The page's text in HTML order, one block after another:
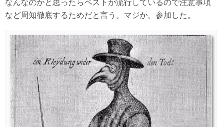
なんなのかと思ったらペストが流行しているので注意事項
など周知徹底するためだと言う。マジか。参加した。